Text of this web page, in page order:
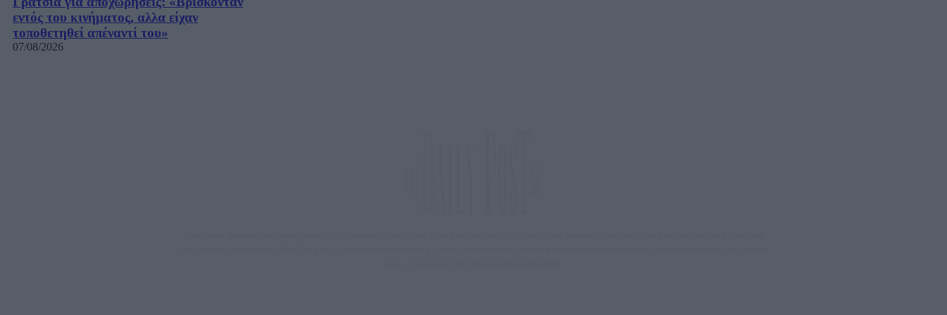
εντός του κινήματος, αλλα είχαν
τοποθετηθεί απέναντί του»
07/08/2026